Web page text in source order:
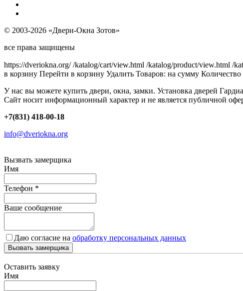
© 2003-2026 «Двери-Окна Зотов»
все права защищены
https://dveriokna.org/ /katalog/cart/view.html /katalog/product/view.html /
в корзину Перейти в корзину Удалить Товаров: на сумму Количество
У нас вы можете купить двери, окна, замки. Установка дверей
Сайт носит информационный характер и не является публичной
+7(831) 418-00-18
info@dveriokna.org
Вызвать замерщика
Имя
Телефон *
Ваше сообщение
Даю согласие на обработку персональных данных
Вызвать замерщика
Оставить заявку
Имя